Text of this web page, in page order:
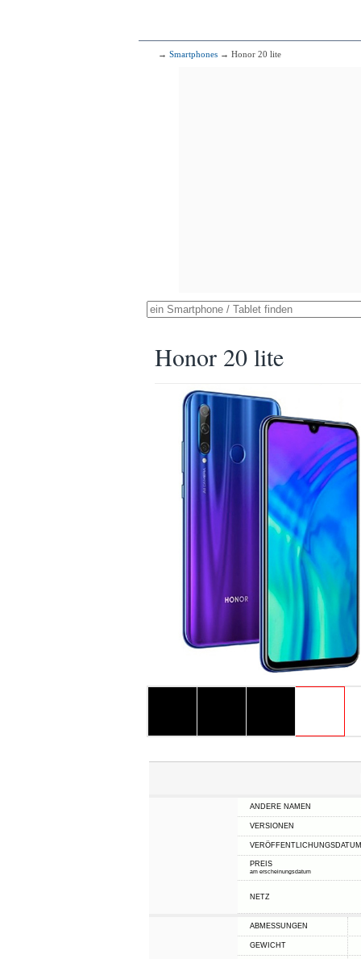
→ Smartphones → Honor 20 lite
Honor 20 lite
ANDERE NAMEN
VERSIONEN
VERÖFFENTLICHUNGSDATUM
PREIS
am erscheinungsdatum
NETZ
ABMESSUNGEN
GEWICHT